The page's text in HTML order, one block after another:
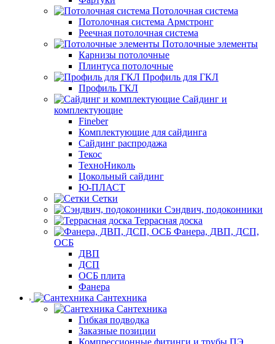
Потолочная система
Потолочная система Армстронг
Реечная потолочная система
Потолочные элементы
Карнизы потолочные
Плинтуса потолочные
Профиль для ГКЛ
Профиль ГКЛ
Сайдинг и
комплектующие
Fineber
Комплектующие для сайдинга
Сайдинг распродажа
Текос
ТехноНиколь
Цокольный сайдинг
Ю-ПЛАСТ
Сетки
Сэндвич, подоконники
Террасная доска
Фанера, ДВП, ДСП,
ОСБ
ДВП
ДСП
ОСБ плита
Фанера
Сантехника
Сантехника
Гибкая подводка
Заказные позиции
Компрессионные фитинги и трубы ПЭ